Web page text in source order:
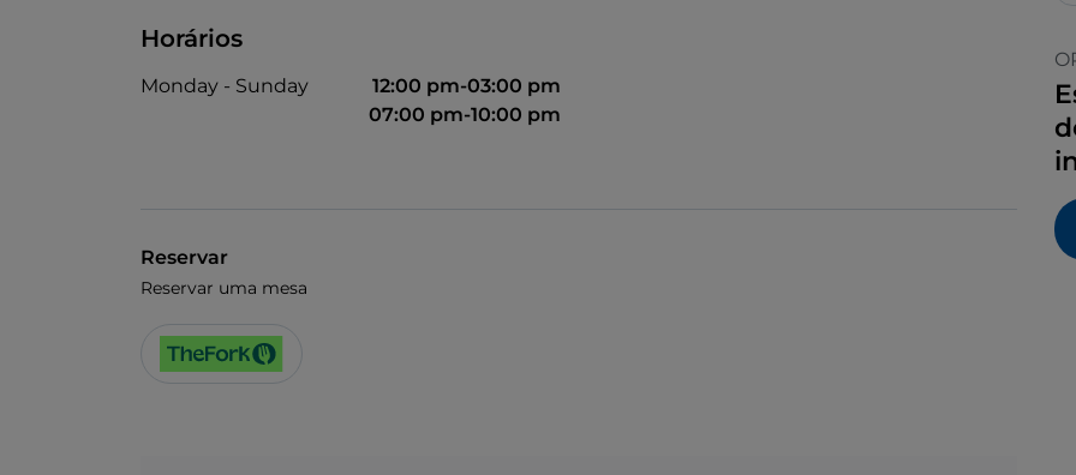
Horários
Monday - Sunday
12:00 pm-03:00 pm
07:00 pm-10:00 pm
Reservar
Reservar uma mesa